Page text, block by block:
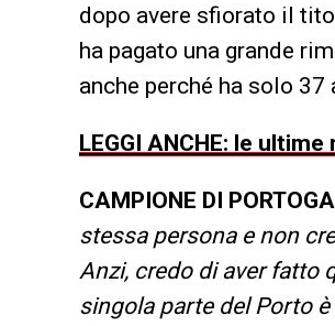
dopo avere sfiorato il
ha pagato una grande
anche perché ha solo 37
LEGGI ANCHE: le
CAMPIONE DI
stessa persona e non
Anzi, credo di aver fatto
singola parte del Porto